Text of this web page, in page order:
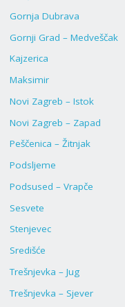
Gornja Dubrava
Gornji Grad – Medveščak
Kajzerica
Maksimir
Novi Zagreb – Istok
Novi Zagreb – Zapad
Peščenica – Žitnjak
Podsljeme
Podsused – Vrapče
Sesvete
Stenjevec
Središće
Trešnjevka – Jug
Trešnjevka – Sjever